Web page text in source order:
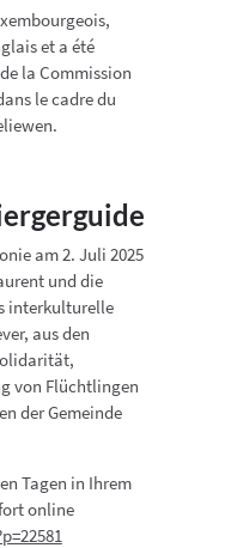
et a été
la Commission
le cadre du
am 2. Juli 2025
und die
interkulturelle
aus den
von Flüchtlingen
der Gemeinde
Tagen in Ihrem
online